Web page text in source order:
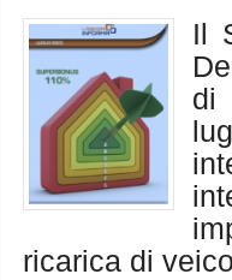
Il
di
ricarica di